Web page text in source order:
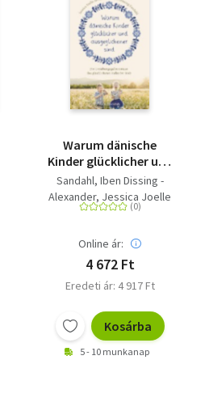
Warum dänische
Kinder glücklicher und
ausgeglichener sind -
Die
Erziehungsgeheimnisse
Volks der Welt
Sandahl, Iben Dissing -
Alexander, Jessica Joelle
Online ár:
4 672 Ft
Eredeti ár: 4 917 Ft
Kosárba
5 - 10 munkanap